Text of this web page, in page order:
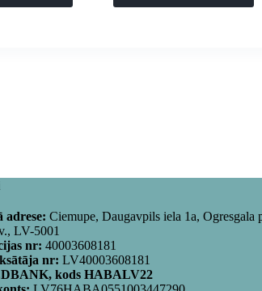
adrese: Ciemupe, Daugavpils iela 1a, Ogresgala
LV-5001
nr: 40003608181
nr: LV40003608181
kods HABALV22